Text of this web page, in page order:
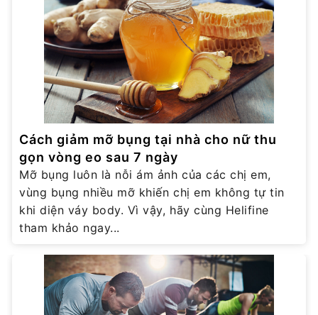
Cách giảm mỡ bụng tại nhà cho nữ thu
gọn vòng eo sau 7 ngày
Mỡ bụng luôn là nỗi ám ảnh của các chị em,
vùng bụng nhiều mỡ khiến chị em không tự tin
khi diện váy body. Vì vậy, hãy cùng Helifine
tham khảo ngay...